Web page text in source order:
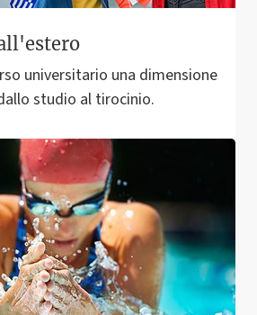
universitario una dimensione
studio al tirocinio.